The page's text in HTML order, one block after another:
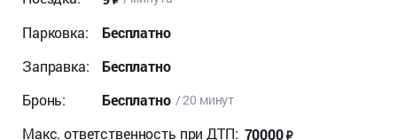
Парковка:
Бесплатно
Заправка:
Бесплатно
Бронь:
Бесплатно / 20 минут
Макс. ответственность при ДТП: 70000